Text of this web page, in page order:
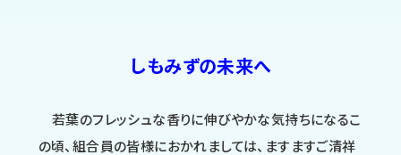
しもみずの未来へ
若葉のフレッシュな香りに伸びやかな気持ちになるこ
の頃、組合員の皆様におかれましては、ますますご清祥